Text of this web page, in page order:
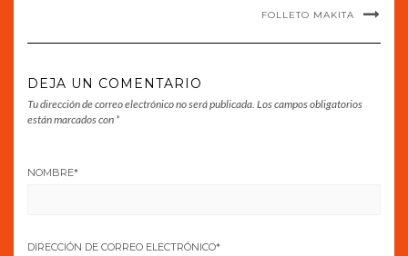
FOLLETO MAKITA
DEJA UN COMENTARIO
Tu dirección de correo electrónico no será publicada. Los campos obligatorios
están marcados con *
NOMBRE*
DIRECCIÓN DE CORREO ELECTRÓNICO*